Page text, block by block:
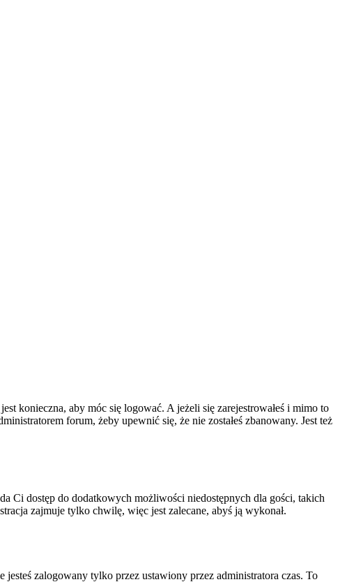
konieczna, aby móc się logować. A jeżeli się zarejestrowałeś i mimo to
forum, żeby upewnić się, że nie zostałeś zbanowany. Jest też
Ci dostęp do dodatkowych możliwości niedostępnych dla gości, takich
zajmuje tylko chwilę, więc jest zalecane, abyś ją wykonał.
zalogowany tylko przez ustawiony przez administratora czas. To